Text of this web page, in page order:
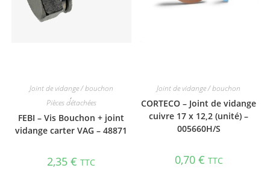
Joint de vidange / bouchon
,
Pièces détachées
FEBI – Vis Bouchon + joint
vidange carter VAG – 48871
2,35€ TTC
Joint de vidange / bouchon
CORTECO – Joint de vidange
cuivre 17 x 12,2 (unité) –
005660H/S
0,70 € TTC